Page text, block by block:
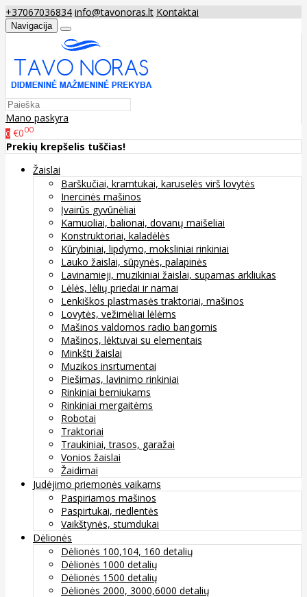
+37067036834 info@tavonoras.lt Kontaktai
Navigacija
Mano paskyra
0 €000
Prekių krepšelis tuščias!
Žaislai
Barškučiai, kramtukai, karuselės virš lovytės
Inercinės mašinos
Įvairūs gyvūnėliai
Kamuoliai, balionai, dovanų maišeliai
Konstruktoriai, kaladėlės
Kūrybiniai, lipdymo, moksliniai rinkiniai
Lauko žaislai, sūpynės, palapinės
Lavinamieji, muzikiniai žaislai, supamas arkliukas
Lėlės, lėlių priedai ir namai
Lenkiškos plastmasės traktoriai, mašinos
Lovytės, vežimėliai lėlėms
Mašinos valdomos radio bangomis
Mašinos, lėktuvai su elementais
Minkšti žaislai
Muzikos insrtumentai
Piešimas, lavinimo rinkiniai
Rinkiniai berniukams
Rinkiniai mergaitėms
Robotai
Traktoriai
Traukiniai, trasos, garažai
Vonios žaislai
Žaidimai
Judėjimo priemonės vaikams
Paspiriamos mašinos
Paspirtukai, riedlentės
Vaikštynės, stumdukai
Dėlionės
Dėlionės 100,104, 160 detalių
Dėlionės 1000 detalių
Dėlionės 1500 detalių
Dėlionės 2000, 3000,6000 detalių